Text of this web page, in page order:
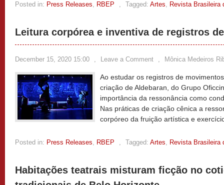
Posted in: Press Releases, RBEP , Tagged: Artes, Revista Brasileira
Leitura corpórea e inventiva de registros
December 15, 2020 15:00 , Leave a Comment , Mônica Medeiros
Ao estudar os registros de
criação de Aldebaran, do Grupo
importância da ressonância como
Nas práticas de criação cênica a
corpóreo da fruição artística e
Posted in: Press Releases, RBEP , Tagged: Artes, Revista Brasileira
Habitações teatrais misturam ficção no